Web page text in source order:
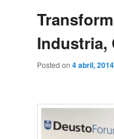
Industria,
Posted on 4 abril, 2014